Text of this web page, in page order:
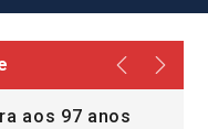
aos 97 anos